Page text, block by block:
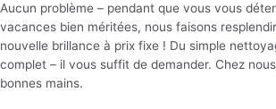
Aucun problème – pendant que vous vous
vacances bien méritées, nous faisons
nouvelle brillance à prix fixe ! Du simple
complet – il vous suffit de demander. Chez
bonnes mains.